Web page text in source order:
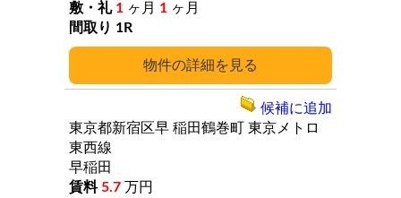
詳細
1 ヶ月 1 ヶ月
1R
東京都新宿区早 稲田鶴巻町 東京メトロ
東西線
早稲田
5.7 万円
候補に追加